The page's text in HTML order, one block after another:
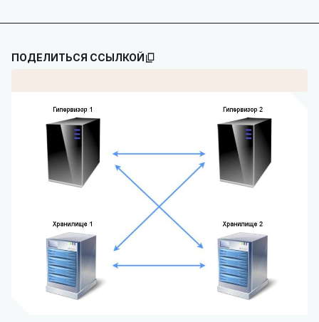
ПОДЕЛИТЬСЯ ССЫЛКОЙ